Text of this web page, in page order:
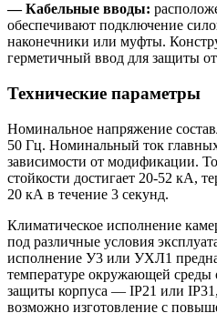
— Кабельные вводы:
обеспечивают подключение
наконечники или муфты.
герметичный ввод для защиты
Технические параметры
Номинальное напряжение
50 Гц. Номинальный ток
зависимости от модификации.
стойкости достигает 20-52 кА,
20 кА в течение 3 секунд.
Климатическое исполнение
под различные условия
исполнение У3 или УХЛ1
температуре окружающей среды
защиты корпуса — IP21 или
возможно изготовление с